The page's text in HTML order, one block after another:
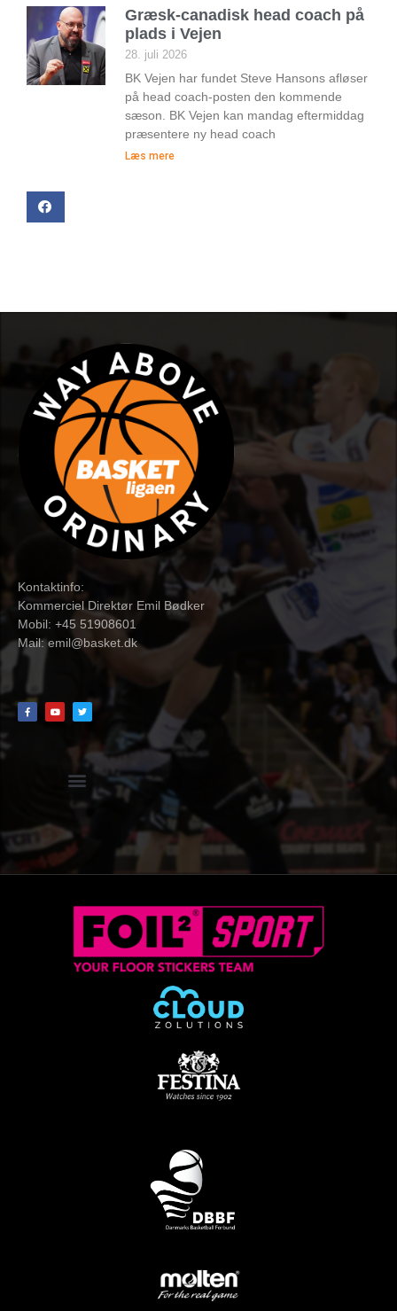
Græsk-canadisk head coach på
plads i Vejen
28. juli 2026
BK Vejen har fundet Steve Hansons afløser
på head coach-posten den kommende
sæson. BK Vejen kan mandag eftermiddag
præsentere ny head coach
Læs mere
Kontaktinfo:
Kommerciel Direktør Emil Bødker
Mobil: +45 51908601
Mail:emil@basket.dk